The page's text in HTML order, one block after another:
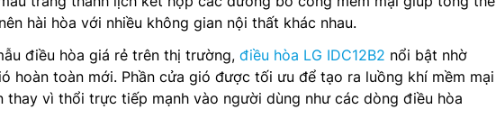
hài hòa với nhiều không gian nội thất khác nhau.
điều hòa giá rẻ trên thị trường, điều hòa LG IDC12B2 nổi bật nhờ
hoàn toàn mới. Phần cửa gió được tối ưu để tạo ra luồng khí mềm mại
thay vì thổi trực tiếp mạnh vào người dùng như các dòng điều hòa